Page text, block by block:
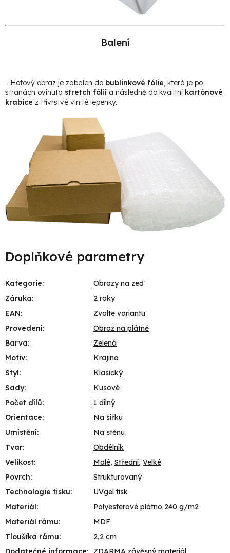
Balení
- Hotový obraz je zabalen do bublinkové fólie, která je po
stranách ovinuta stretch fólií a následně do kvalitní kartónové
krabice z třívrstvé vlnité lepenky.
Doplňkové parametry
Kategorie:
Obrazy na zeď
Záruka:
2 roky
EAN:
Zvolte variantu
Provedení:
Obraz na plátně
Barva:
Zelená
Motiv:
Krajina
Styl:
Klasický
Sady:
Kusové
Počet dílů:
1 dílný
Orientace:
Na šířku
Umístění:
Na stěnu
Tvar:
Obdélník
Velikost: Malé, Střední, Velké
Povrch:
Strukturovaný
Technologie tisku:
UVgel tisk
Materiál:
Polyesterové plátno 240 g/m2
Materiál rámu:
MDF
Tloušťka rámu:
2,2 cm